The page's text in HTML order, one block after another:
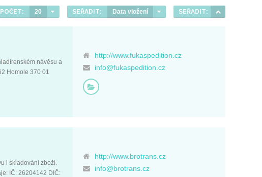
POČET: 20 SEŘADIT: Data vložení SEŘADIT:
návěsu a
Homole 370 01
http://www.fukaspedition.cz
info@fukaspedition.cz
i skladování zboží.
IČ: 26204142 DIČ:
http://www.brotrans.cz
info@brotrans.cz